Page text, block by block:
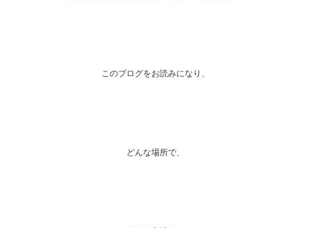
このブログをお読みになり、
どんな場所で、